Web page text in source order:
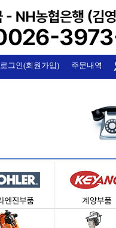
로그인(회원가입) 주문내역